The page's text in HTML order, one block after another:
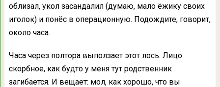
облизал, укол засандалил (думаю, мало ёжику своих
иголок) и понёс в операционную. Подождите, говорит,
около часа.
Часа через полтора выползает этот лось. Лицо
скорбное, как будто у меня тут родственник
загибается. И вещает: мол, как хорошо, что вы